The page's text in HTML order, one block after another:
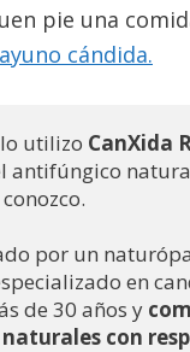
pie una
cándida.
utilizo CanXida
antifúngico
por un
en
de 30 años y
con